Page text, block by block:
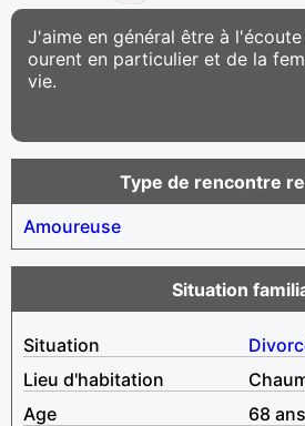
J'aime en général être à
ourent en particulier et de la
vie.
Type de rencontre
Amoureuse
Situation
Situation
Lieu d'habitation
Age
68 ans